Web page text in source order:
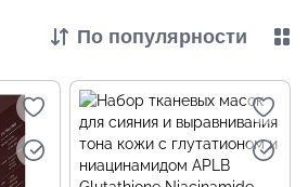
По популярности